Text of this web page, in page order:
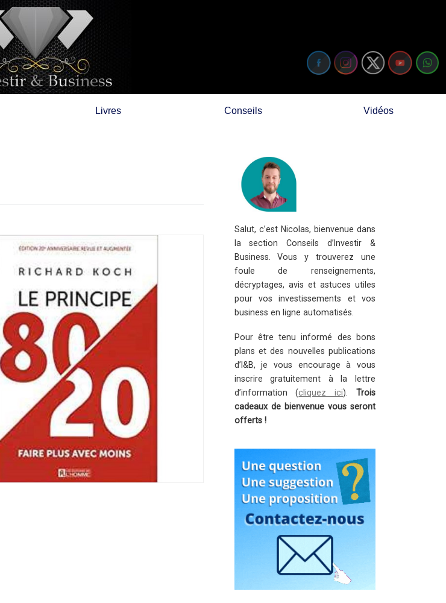
Livres Conseils Vidéos
Salut, c’est Nicolas, bienvenue dans
la section Conseils d’Investir &
Business. Vous y trouverez une
foule de renseignements,
décryptages, avis et astuces utiles
pour vos investissements et vos
business en ligne automatisés.
Pour être tenu informé des bons
plans et des nouvelles publications
d’I&B, je vous encourage à vous
inscrire gratuitement à la lettre
d’information (cliquez ici).Trois
cadeaux de bienvenue vous seront
offerts !